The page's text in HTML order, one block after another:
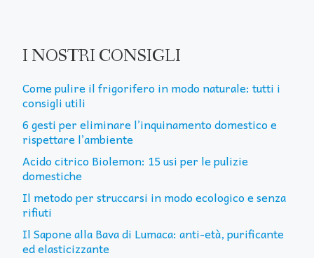
I NOSTRI CONSIGLI
Come pulire il frigorifero in modo naturale: tutti i
consigli utili
6 gesti per eliminare l’inquinamento domestico e
rispettare l’ambiente
Acido citrico Biolemon: 15 usi per le pulizie
domestiche
Il metodo per struccarsi in modo ecologico e senza
rifiuti
Il Sapone alla Bava di Lumaca: anti-età, purificante
ed elasticizzante